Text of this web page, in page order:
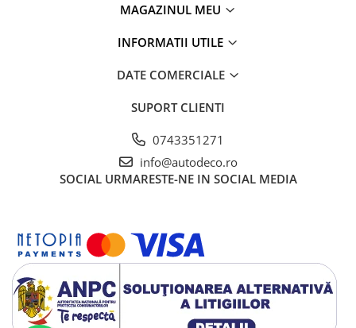
MAGAZINUL MEU
INFORMATII UTILE
DATE COMERCIALE
SUPORT CLIENTI
0743351271
info@autodeco.ro
SOCIAL URMARESTE-NE IN SOCIAL MEDIA